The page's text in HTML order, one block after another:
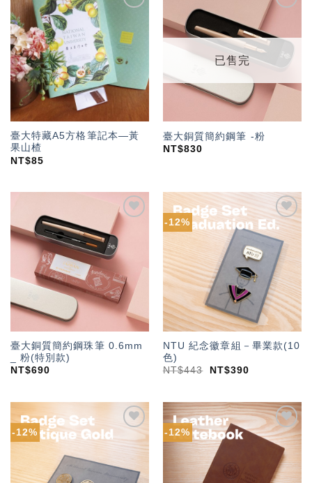
望輕
單」
臺大特藏A5方格筆記本—黃
果山楂
NT$85
望輕
單」
已售完
臺大銅質簡約鋼筆 -粉
NT$830
臺大銅質簡約鋼珠筆 0.6mm
_ 粉(特別款)
NT$690
-12%
加入
「願
望輕
單」
NTU 紀念徽章組－畢業款(10
色)
NT$443 NT$390
-12%
「願
-12%
加入
「願
望輕
單」